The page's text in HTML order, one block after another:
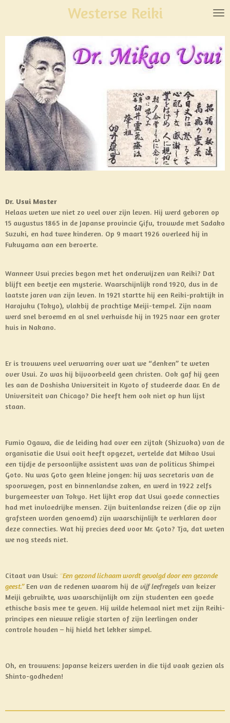
hoofdinhoud
Westerse Reiki
Dr. Usui Master
Helaas weten we niet zo veel over zijn leven. Hij werd geboren op
15 augustus 1865 in de Japanse provincie Gifu, trouwde met Sadako
Suzuki, en had twee kinderen. Op 9 maart 1926 overleed hij in
Fukuyama aan een beroerte.
Wanneer Usui precies begon met het onderwijzen van Reiki? Dat
blijft een beetje een mysterie. Waarschijnlijk rond 1920, dus in de
laatste jaren van zijn leven. In 1921 startte hij een Reiki-praktijk in
Harajuku (Tokyo), vlakbij de prachtige Meiji-tempel. Zijn naam
werd snel beroemd en al snel verhuisde hij in 1925 naar een groter
huis in Nakano.
Er is trouwens veel verwarring over wat we “denken” te weten
over Usui. Zo was hij bijvoorbeeld geen christen. Ook gaf hij geen
les aan de Doshisha Universiteit in Kyoto of studeerde daar. En de
Universiteit van Chicago? Die heeft hem ook niet op hun lijst
staan.
Fumio Ogawa, die de leiding had over een zijtak (Shizuoka) van de
organisatie die Usui ooit heeft opgezet, vertelde dat Mikao Usui
een tijdje de persoonlijke assistent was van de politicus Shimpei
Goto. Nu was Goto geen kleine jongen: hij was secretaris van de
spoorwegen, post en binnenlandse zaken, en werd in 1922 zelfs
burgemeester van Tokyo. Het lijkt erop dat Usui goede connecties
had met invloedrijke mensen. Zijn buitenlandse reizen (die op zijn
grafsteen worden genoemd) zijn waarschijnlijk te verklaren door
deze connecties. Wat hij precies deed voor Mr. Goto? Tja, dat weten
we nog steeds niet.
Citaat van Usui: “Een gezond lichaam wordt gevolgd door een gezonde
geest.”Een van de redenen waarom hij de vijf leefregels van keizer
Meiji gebruikte, was waarschijnlijk om zijn studenten een goede
ethische basis mee te geven. Hij wilde helemaal niet met zijn Reiki-
principes een nieuwe religie starten of zijn leerlingen onder
controle houden – hij hield het lekker simpel.
Oh, en trouwens: Japanse keizers werden in die tijd vaak gezien als
Shinto-godheden!